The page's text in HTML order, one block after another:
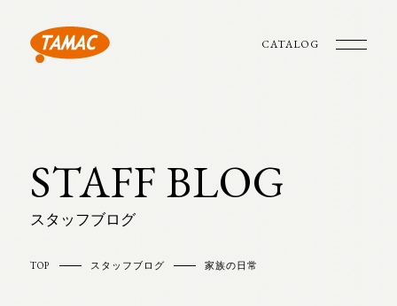
CATALOG
STAFF BLOG
スタッフブログ
TOP スタッフブログ 家族の日常